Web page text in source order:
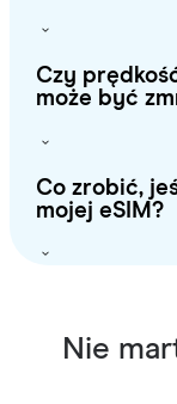
Czy
może być
Co zrobić,
mojej eSIM?
Nie